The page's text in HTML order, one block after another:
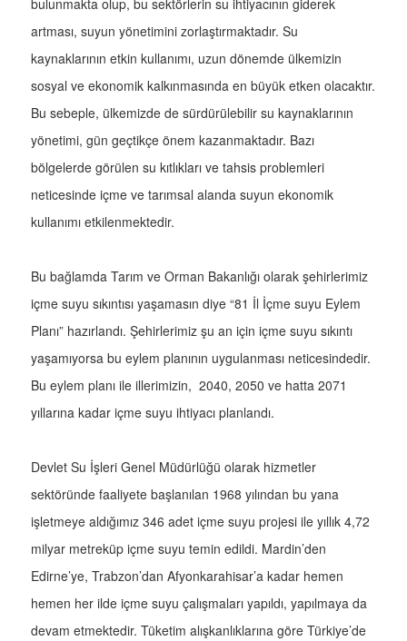
bulunmakta olup, bu sektörlerin su ihtiyacının giderek
artması, suyun yönetimini zorlaştırmaktadır. Su
kaynaklarının etkin kullanımı, uzun dönemde ülkemizin
sosyal ve ekonomik kalkınmasında en büyük etken olacaktır.
Bu sebeple, ülkemizde de sürdürülebilir su kaynaklarının
yönetimi, gün geçtikçe önem kazanmaktadır. Bazı
bölgelerde görülen su kıtlıkları ve tahsis problemleri
neticesinde içme ve tarımsal alanda suyun ekonomik
kullanımı etkilenmektedir.
Bu bağlamda Tarım ve Orman Bakanlığı olarak şehirlerimiz
içme suyu sıkıntısı yaşamasın diye “81 İl İçme suyu Eylem
Planı” hazırlandı. Şehirlerimiz şu an için içme suyu sıkıntı
yaşamıyorsa bu eylem planının uygulanması neticesindedir.
Bu eylem planı ile illerimizin, 2040, 2050 ve hatta 2071
yıllarına kadar içme suyu ihtiyacı planlandı.
Devlet Su İşleri Genel Müdürlüğü olarak hizmetler
sektöründe faaliyete başlanılan 1968 yılından bu yana
işletmeye aldığımız 346 adet içme suyu projesi ile yıllık 4,72
milyar metreküp içme suyu temin edildi. Mardin’den
Edirne’ye, Trabzon’dan Afyonkarahisar’a kadar hemen
hemen her ilde içme suyu çalışmaları yapıldı, yapılmaya da
devam etmektedir. Tüketim alışkanlıklarına göre Türkiye’de